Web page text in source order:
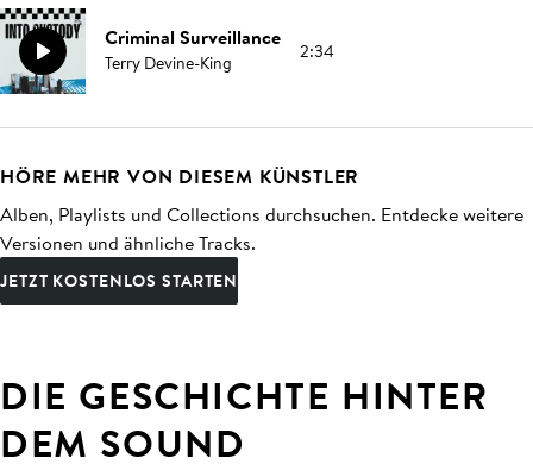
Criminal Surveillance
Terry Devine-King 2:34
HÖRE MEHR VON DIESEM KÜNSTLER
Alben, Playlists und Collections durchsuchen. Entdecke weitere
Versionen und ähnliche Tracks.
JETZT KOSTENLOS STARTEN
DIE GESCHICHTE HINTER
DEM SOUND